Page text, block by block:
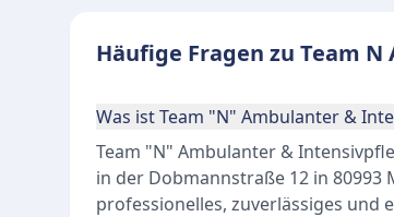
Häufige Fragen zu Team
Was ist Team "N" Ambulanter &
Team "N" Ambulanter &
in der Dobmannstraße 12 in 80993
professionelles, zuverlässiges und